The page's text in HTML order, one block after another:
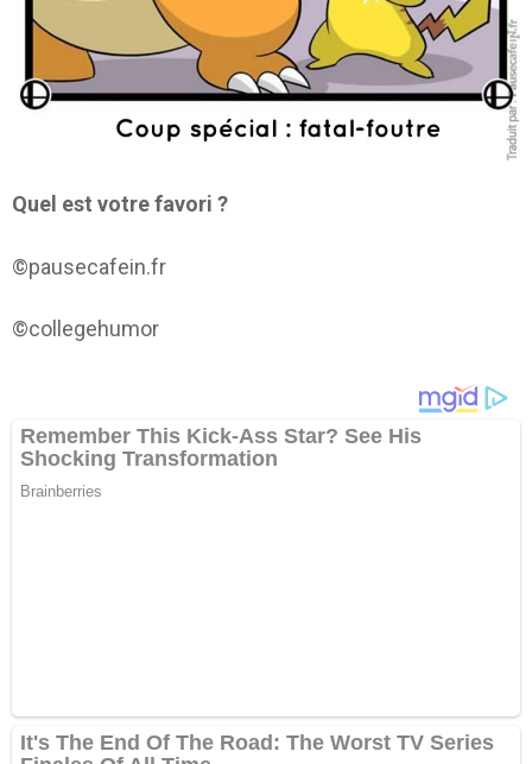
Quel est votre favori ?
©pausecafein.fr
©collegehumor